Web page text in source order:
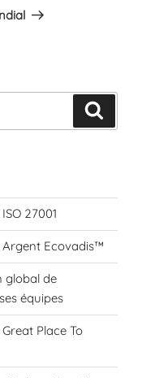
27001
Ecovadis™
global de
équipes
Place To